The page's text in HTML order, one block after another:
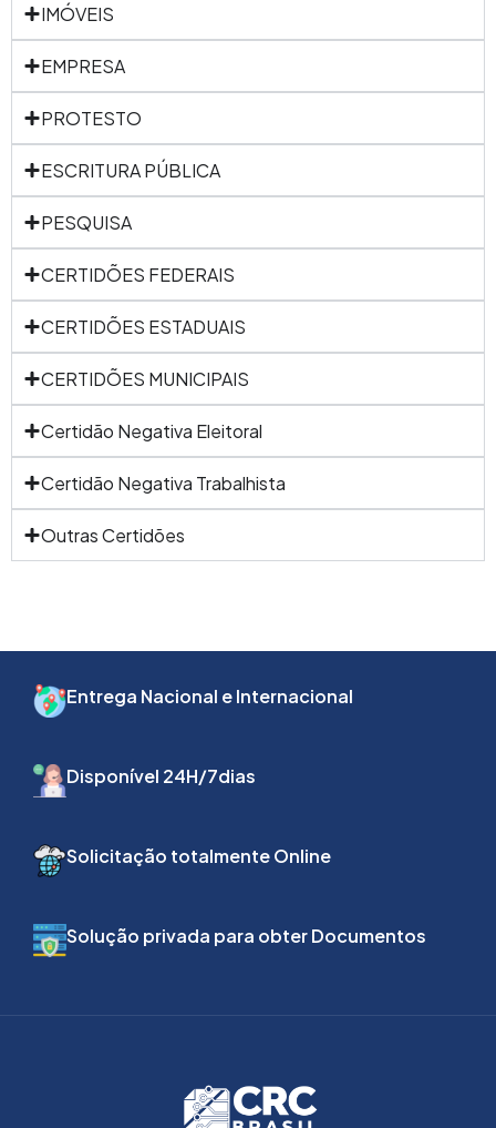
IMÓVEIS
EMPRESA
PROTESTO
ESCRITURA PÚBLICA
PESQUISA
CERTIDÕES FEDERAIS
CERTIDÕES ESTADUAIS
CERTIDÕES MUNICIPAIS
Certidão Negativa Eleitoral
Certidão Negativa Trabalhista
Outras Certidões
Entrega Nacional e Internacional
Disponível 24H/7dias
Solicitação totalmente Online
Solução privada para obter Documentos